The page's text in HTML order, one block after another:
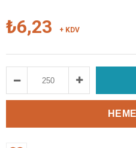
₺6,23 + KDV